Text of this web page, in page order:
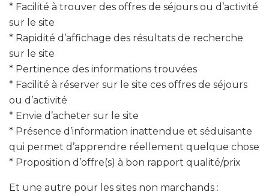
* Facilité à trouver des offres de séjours ou d’activité
sur le site
* Rapidité d’affichage des résultats de recherche
sur le site
* Pertinence des informations trouvées
* Facilité à réserver sur le site ces offres de séjours
ou d’activité
* Envie d’acheter sur le site
* Présence d’information inattendue et séduisante
qui permet d’apprendre réellement quelque chose
* Proposition d’offre(s) à bon rapport qualité/prix
Et une autre pour les sites non marchands :